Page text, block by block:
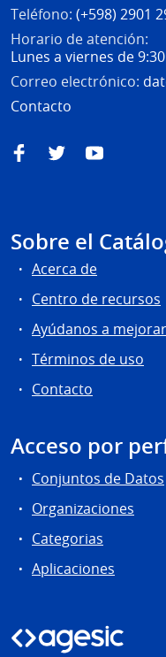
Teléfono: (+598) 2901
Horario de atención:
Lunes a viernes de
Correo electrónico:
Contacto
FacebookTwitterYouTube
Sobre el
Acerca de
Centro de recursos
Ayúdanos a mejorar
Términos de uso
Contacto
Acceso por
Conjuntos de Datos
Organizaciones
Categorias
Aplicaciones